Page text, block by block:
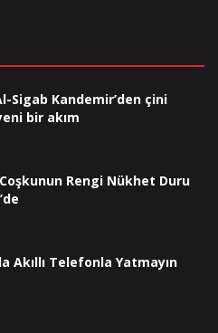
Sigab Kandemir’den çini
bir akım
Coşkunun Rengi Nükhet Duru
Akıllı Telefonla Yatmayın